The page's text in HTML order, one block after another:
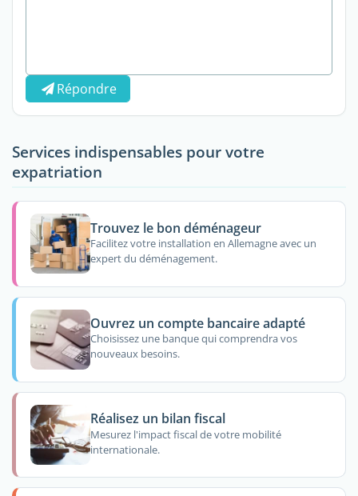
Répondre
Services indispensables pour votre
expatriation
Trouvez le bon déménageur
Facilitez votre installation en Allemagne avec un
expert du déménagement.
Ouvrez un compte bancaire adapté
Choisissez une banque qui comprendra vos
nouveaux besoins.
Réalisez un bilan fiscal
Mesurez l'impact fiscal de votre mobilité
internationale.